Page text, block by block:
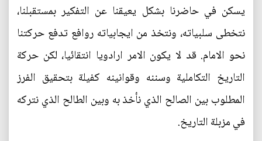
يسكن في حاضرنا بشكل يعيقنا عن التفكير بمستقبلنا،
نتخطى سلبياته، ونتخذ من ايجابياته روافع تدفع حركتنا
نحو الامام. قد لا يكون الامر ارادويا انتقائيا، لكن حركة
التاريخ التكاملية وسننه وقوانينه كفيلة بتحقيق الفرز
المطلوب بين الصالح الذي نأخذ به وبين الطالح الذي نتركه
في مزبلة التاريخ.